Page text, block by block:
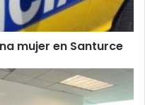
mujer en Santurce